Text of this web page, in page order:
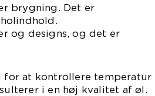
brygning. Det er
og designs, og det er
for at kontrollere temperatur
i en høj kvalitet af øl.